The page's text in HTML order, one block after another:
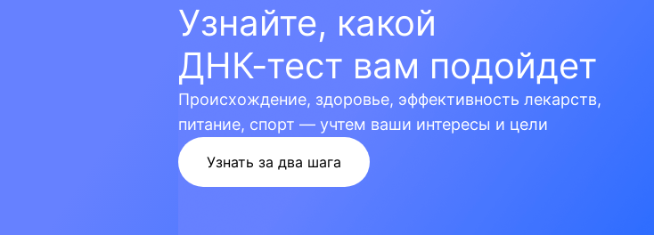
Узнайте, какой
ДНК-тест вам подойдет
Происхождение, здоровье, эффективность лекарств,
питание, спорт — учтем ваши интересы и цели
Узнать за два шага